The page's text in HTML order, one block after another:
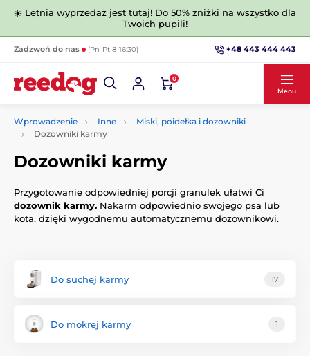
☀️ Letnia wyprzedaż jest tutaj! Do 50% zniżki na wszystko dla
Twoich pupili!
Zadzwoń do nas (Pn-Pt 8-16:30) +48 443 444 443
0
Menu
Wprowadzenie Inne
Miski, poidełka i dozowniki
Dozowniki karmy
Dozowniki karmy
Przygotowanie odpowiedniej porcji granulek ułatwi Ci
dozownik karmy. Nakarm odpowiednio swojego psa lub
kota, dzięki wygodnemu automatycznemu dozownikowi.
Do suchej karmy 17
Do mokrej karmy 1